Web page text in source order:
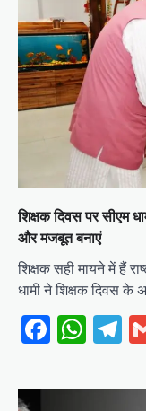
शिक्षक दिवस पर सीएम
और मजबूत बनाएं
शिक्षक सही मायने में हैं
धामी ने शिक्षक दिवस के